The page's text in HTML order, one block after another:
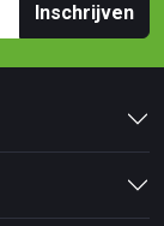
Inschrijven